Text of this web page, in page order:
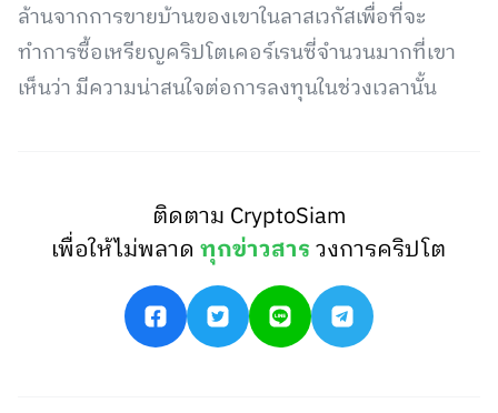
ล้านจากการขายบ้านของเขาในลาสเวกัสเพื่อที่จะ
ทำการซื้อเหรียญคริปโตเคอร์เรนซี่จำนวนมากที่เขา
เห็นว่า มีความน่าสนใจต่อการลงทุนในช่วงเวลานั้น
ติดตาม CryptoSiam
เพื่อให้ไม่พลาดทุกข่าวสารวงการคริปโต